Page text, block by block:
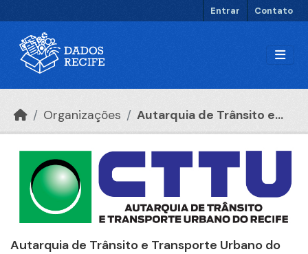
Entrar Contato
Organizações Autarquia de Trânsito e...
Autarquia de Trânsito e Transporte Urbano do